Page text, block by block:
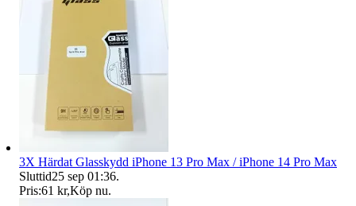
3X Härdat Glasskydd iPhone 13 Pro Max / iPhone 14 Pro Max
Sluttid25 sep 01:36.
Pris:61 kr,Köp nu.